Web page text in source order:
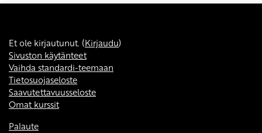
Et ole kirjautunut. (Kirjaudu)
Sivuston käytänteet
Vaihda standardi-teemaan
Tietosuojaseloste
Saavutettavuusseloste
Omat kurssit
Palaute